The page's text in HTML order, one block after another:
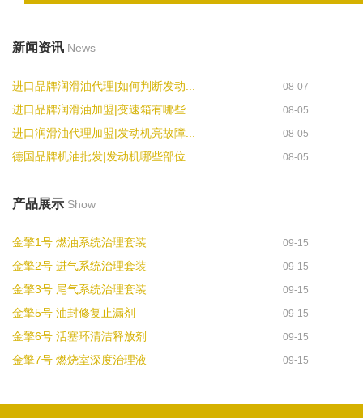
新闻资讯 News
进口品牌润滑油代理|如何判断发动... 08-07
进口品牌润滑油加盟|变速箱有哪些... 08-05
进口润滑油代理加盟|发动机亮故障... 08-05
德国品牌机油批发|发动机哪些部位... 08-05
产品展示 Show
金擎1号 燃油系统治理套装 09-15
金擎2号 进气系统治理套装 09-15
金擎3号 尾气系统治理套装 09-15
金擎5号 油封修复止漏剂 09-15
金擎6号 活塞环清洁释放剂 09-15
金擎7号 燃烧室深度治理液 09-15